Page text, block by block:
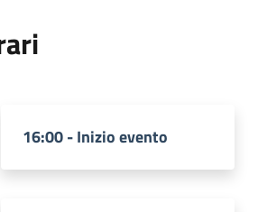
16:00 - Inizio evento